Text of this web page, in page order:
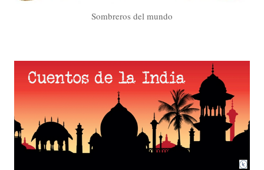
Sombreros del mundo